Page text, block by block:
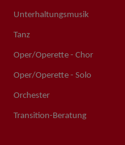
Unterhaltungsmusik
Tanz
Oper/Operette - Chor
Oper/Operette - Solo
Orchester
Transition-Beratung